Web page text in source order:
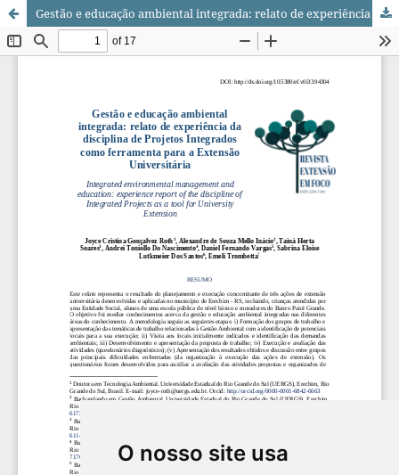
O nosso site usa
Gestão e educação ambiental integrada: relato de experiência da disciplina de projetos integrados como ferramenta para a Extensão universitária